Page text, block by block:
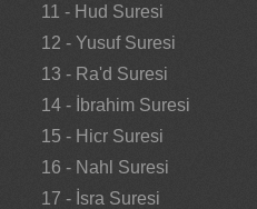
11 - Hud Suresi
12 - Yusuf Suresi
13 - Ra'd Suresi
14 - İbrahim Suresi
15 - Hicr Suresi
16 - Nahl Suresi
17 - İsra Suresi